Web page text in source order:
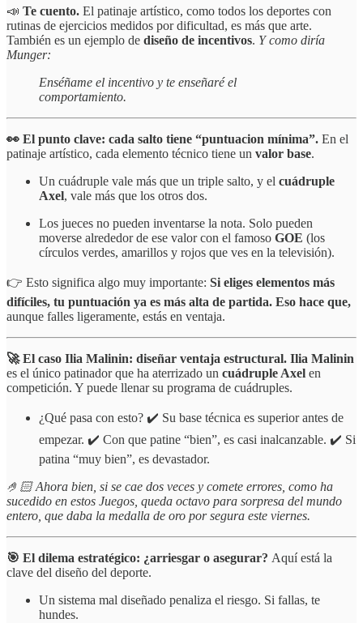
📣 Te cuento. El patinaje artístico, como todos los deportes con
rutinas de ejercicios medidos por dificultad, es más que arte.
También es un ejemplo de diseño de incentivos. Y como diría
Munger:
Enséñame el incentivo y te enseñaré el
comportamiento.
👀 El punto clave: cada salto tiene “puntuacion mínima”. En el
patinaje artístico, cada elemento técnico tiene un valor base.
Un cuádruple vale más que un triple salto, y el cuádruple
Axel, vale más que los otros dos.
Los jueces no pueden inventarse la nota. Solo pueden
moverse alrededor de ese valor con el famoso GOE (los
círculos verdes, amarillos y rojos que ves en la televisión).
👉 Esto significa algo muy importante: Si eliges elementos más
difíciles, tu puntuación ya es más alta de partida. Eso hace que,
aunque falles ligeramente, estás en ventaja.
🚀 El caso Ilia Malinin: diseñar ventaja estructural. Ilia Malinin
es el único patinador que ha aterrizado un cuádruple Axel en
competición. Y puede llenar su programa de cuádruples.
¿Qué pasa con esto? ✔️ Su base técnica es superior antes de
empezar. ✔️ Con que patine “bien”, es casi inalcanzable. ✔️ Si
patina “muy bien”, es devastador.
🤌🏻 Ahora bien, si se cae dos veces y comete errores, como ha
sucedido en estos Juegos, queda octavo para sorpresa del mundo
entero, que daba la medalla de oro por segura este viernes.
🎯 El dilema estratégico: ¿arriesgar o asegurar? Aquí está la
clave del diseño del deporte.
Un sistema mal diseñado penaliza el riesgo. Si fallas, te
hundes.